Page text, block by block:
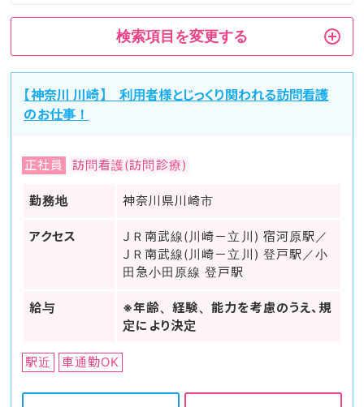
検索項目を変更する
【神奈川 川崎】 利用者様とじっくり関われる訪問看護
のお仕事！
正社員 訪問看護(訪問診療)
勤務地 神奈川県川崎市
アクセス
ＪＲ南武線(川崎－立川) 宿河原駅／
ＪＲ南武線(川崎－立川) 登戸駅／小
田急小田原線 登戸駅
給与
※年齢、経験、能力を考慮のうえ、規
定により決定
駅近 車通勤OK